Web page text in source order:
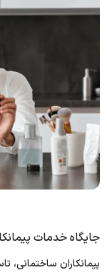
جایگاه خدمات
پیمانکاران